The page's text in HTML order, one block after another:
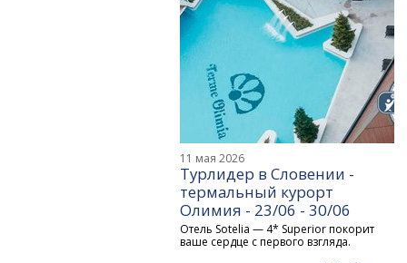
11 мая 2026
Турлидер в Словении -
термальный курорт
Олимия - 23/06 - 30/06
Отель Sotelia — 4* Superior покорит
ваше сердце с первого взгляда.